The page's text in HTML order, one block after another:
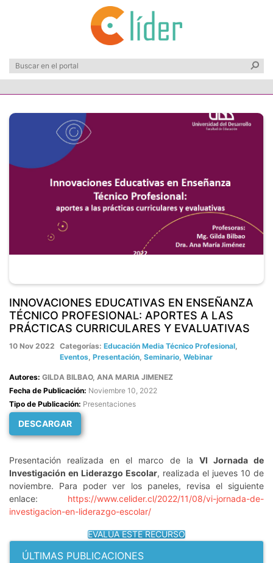
INNOVACIONES EDUCATIVAS EN ENSEÑANZA
TÉCNICO PROFESIONAL: APORTES A LAS
PRÁCTICAS CURRICULARES Y EVALUATIVAS
10 Nov 2022 Categorías: Educación Media Técnico Profesional
Eventos Presentación Seminario Webinar
Autores: GILDA BILBAO, ANA MARIA JIMENEZ
Fecha de Publicación: Noviembre 10, 2022
Tipo de Publicación: Presentaciones
DESCARGAR
Presentación realizada en el marco de la VI Jornada de
Investigación en Liderazgo Escolar, realizada el jueves 10 de
noviembre. Para poder ver los paneles, revisa el siguiente
enlace: https://www.celider.cl/2022/11/08/vi-jornada-de-
investigacion-en-liderazgo-escolar/
EVALÚA ESTE RECURSO
ÚLTIMAS PUBLICACIONES